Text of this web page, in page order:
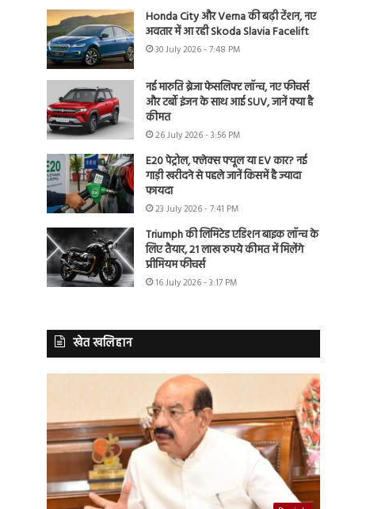
Honda City और Verna की बढ़ी टेंशन, नए
अवतार में आ रही Skoda Slavia Facelift
30 July 2026 - 7:48 PM
नई मारुति ब्रेजा फेसलिफ्ट लॉन्च, नए फीचर्स
और टर्बो इंजन के साथ आई SUV, जानें क्या है
कीमत
26 July 2026 - 3:56 PM
E20 पेट्रोल, फ्लेक्स फ्यूल या EV कार? नई
गाड़ी खरीदने से पहले जानें किसमें है ज्यादा
फायदा
23 July 2026 - 7:41 PM
Triumph की लिमिटेड एडिशन बाइक लॉन्च के
लिए तैयार, 21 लाख रुपये कीमत में मिलेंगे
प्रीमियम फीचर्स
16 July 2026 - 3:17 PM
खेत खलिहान